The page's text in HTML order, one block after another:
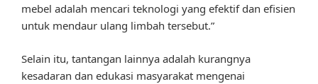
mebel adalah mencari teknologi yang efektif dan efisien
untuk mendaur ulang limbah tersebut.”
Selain itu, tantangan lainnya adalah kurangnya
kesadaran dan edukasi masyarakat mengenai